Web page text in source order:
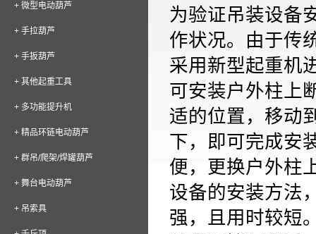
+ 微型电动葫芦
+ 手拉葫芦
+ 手扳葫芦
+ 其他起重工具
+ 多功能提升机
+ 精品环链电动葫芦
+ 群吊/爬架/焊罐葫芦
+ 舞台电动葫芦
+ 吊索具
为验证吊装设备
作状况。由于传
采用新型起重机
可安装户外柱上
适的位置，移动
下，即可完成安
便，更换户外柱
设备的安装方法
强，且用时较短